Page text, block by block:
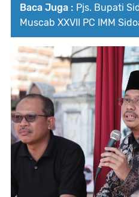
Baca Juga : Pjs. Bupati
Muscab XXVII PC IMM